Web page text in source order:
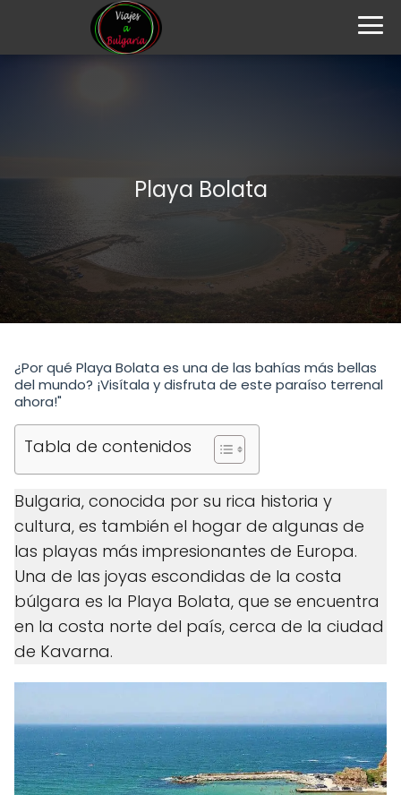
Playa Bolata
¿Por qué Playa Bolata es una de las bahías más bellas
del mundo? ¡Visítala y disfruta de este paraíso terrenal
ahora!"
Tabla de contenidos
Bulgaria, conocida por su rica historia y
cultura, es también el hogar de algunas de
las playas más impresionantes de Europa.
Una de las joyas escondidas de la costa
búlgara es la Playa Bolata, que se encuentra
en la costa norte del país, cerca de la ciudad
de Kavarna.